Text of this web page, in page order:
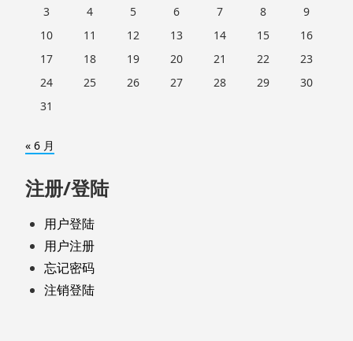
3 4 5 6 7 8
9
10
11 12 13 14 15
16
17
18 19 20 21 22
23
24
25 26 27 28 29
30
31
« 6 月
注册/登陆
用户登陆
用户注册
忘记密码
注销登陆